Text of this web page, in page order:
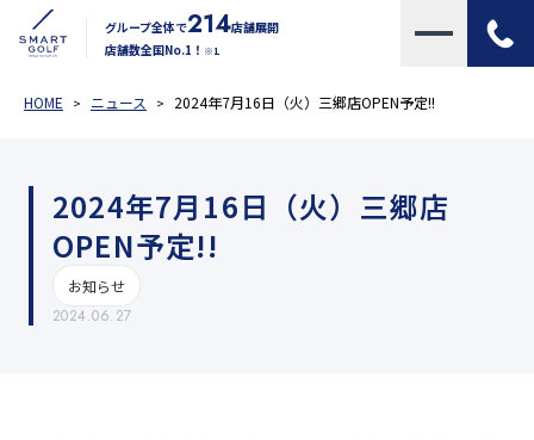
グループ全体で214店舗展開
店舗数全国No.1！ ※1
HOME ニュース 2024年7月16日（火）三郷店OPEN予定!!
2024年7月16日（火）三郷店
OPEN予定!!
お知らせ
2024.06.27